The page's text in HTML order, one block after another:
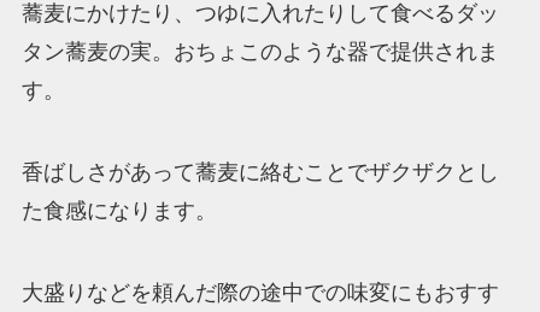
蕎麦にかけたり、つゆに入れたりして食べるダッ
タン蕎麦の実。おちょこのような器で提供されま
す。
香ばしさがあって蕎麦に絡むことでザクザクとし
た食感になります。
大盛りなどを頼んだ際の途中での味変にもおすす